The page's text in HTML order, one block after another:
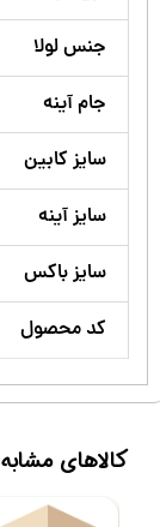
جنس لولا
جام آینه
سایز کابین
سایز آینه
سایز باکس
کد محصول
کالاهای مشابه